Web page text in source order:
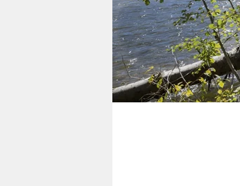
shop
fragen & hilfe
unterstützen
abo